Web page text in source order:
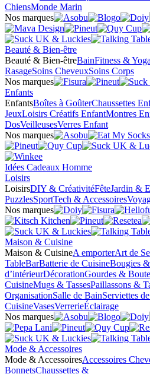
ChiensMonde Marin
Nos marques
Beauté & Bien-être
Beauté & Bien-êtreBainFitness &
RasageSoins CheveuxSoins Corps
Nos marques
Enfants
EnfantsBoîtes à GoûterChaussettes
JeuxLoisirs Créatifs EnfantMontres
DosVeilleusesVerres Enfant
Nos marques
Idées Cadeaux Homme
Loisirs
LoisirsDIY & CréativitéFêteJardin &
PuzzlesSportTech & Accessoires
Nos marques
Maison & Cuisine
Maison & CuisineA emporterArt de
TableBarBatterie de CuisineBougies
d’intérieurDécorationGourdes &
CuisineMugs & TassesPaillassons &
OrganisationSalle de BainServiettes
CuisineVasesVerrerieÉclairage
Nos marques
Mode & Accessoires
Mode & AccessoiresAccessoires
BonnetsChaussettes &